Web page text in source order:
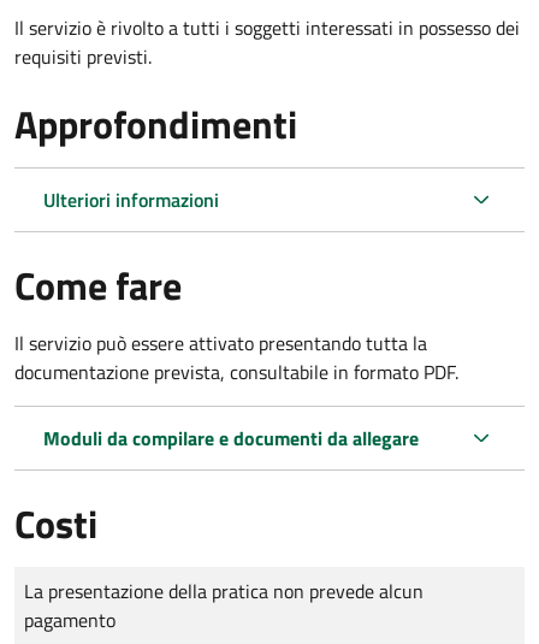
Il servizio è rivolto a tutti i soggetti interessati in possesso dei
requisiti previsti.
Approfondimenti
Ulteriori informazioni
Come fare
Il servizio può essere attivato presentando tutta la
documentazione prevista, consultabile in formato PDF.
Moduli da compilare e documenti da allegare
Costi
Tipo di pagamento
Importo
La presentazione della pratica non prevede alcun
pagamento